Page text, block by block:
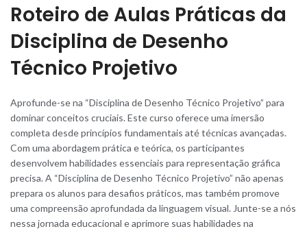
Roteiro de Aulas Práticas da
Disciplina de Desenho
Técnico Projetivo
Aprofunde-se na “Disciplina deDesenho Técnico Projetivo” para
dominar conceitos cruciais. Este curso oferece uma imersão
completa desde princípios fundamentais até técnicas avançadas.
Com uma abordagem prática e teórica, os participantes
desenvolvem habilidades essenciais para representação gráfica
precisa. A “Disciplina de Desenho Técnico Projetivo” não apenas
prepara os alunos para desafios práticos, mas também promove
uma compreensão aprofundada da linguagem visual. Junte-se a nós
nessa jornada educacional e aprimore suas habilidades na